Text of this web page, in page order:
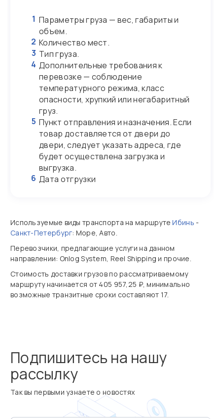
1 Параметры груза — вес, габариты и
объем.
2 Количество мест.
3 Тип груза.
4 Дополнительные требования к
перевозке — соблюдение
температурного режима, класс
опасности, хрупкий или негабаритный
груз.
5 Пункт отправления и назначения. Если
товар доставляется от двери до
двери, следует указать адреса, где
будет осуществлена загрузка и
выгрузка.
6 Дата отгрузки
Используемые виды транспорта на маршрутеИбинь -
Санкт-Петербург: Море, Авто.
Перевозчики, предлагающие услуги на данном
направлении: Onlog System, Reel Shipping и прочие.
Стоимость доставки грузов по рассматриваемому
маршруту начинается от 405 957,25 ₽, минимально
возможные транзитные сроки составляют 17.
Подпишитесь на нашу
рассылку
Так вы первыми узнаете о новостях